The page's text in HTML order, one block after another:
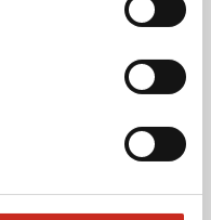
von Dimsum